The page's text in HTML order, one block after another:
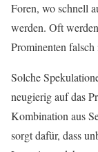
Foren, wo schnell
werden. Oft
Prominenten
Solche
neugierig auf das
Kombination aus
sorgt dafür, dass